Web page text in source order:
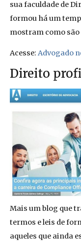
sua faculdade de
formou há um
mostram como
Acesse: Advogado
Direito
Mais um blog que
termos e leis de
aqueles que ainda